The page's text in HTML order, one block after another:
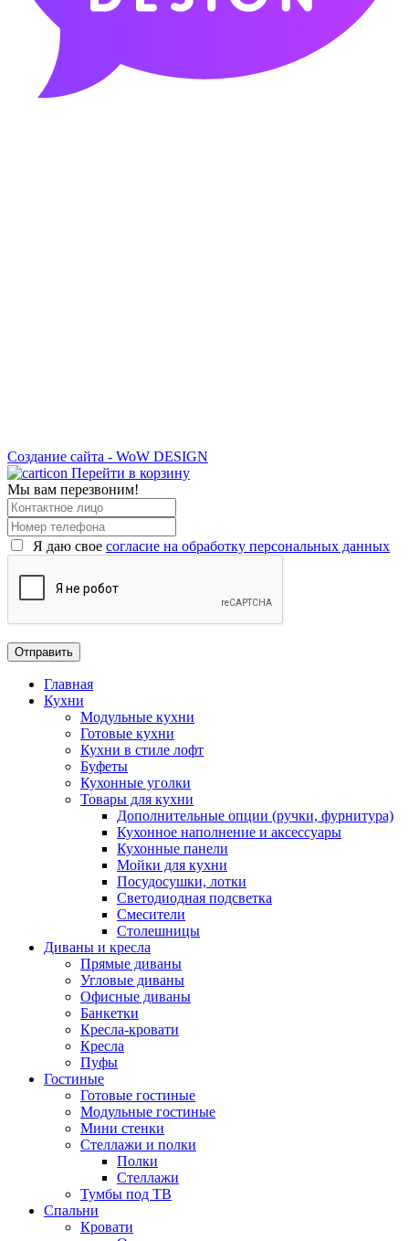
Создание сайта - WoW DESIGN
Перейти в корзину
Мы вам перезвоним!
Я даю свое согласие на обработку персональных данных
Главная
Кухни
Модульные кухни
Готовые кухни
Кухни в стиле лофт
Буфеты
Кухонные уголки
Товары для кухни
Дополнительные опции (ручки, фурнитура)
Кухонное наполнение и аксессуары
Кухонные панели
Мойки для кухни
Посудосушки, лотки
Светодиодная подсветка
Смесители
Столешницы
Диваны и кресла
Прямые диваны
Угловые диваны
Офисные диваны
Банкетки
Кресла-кровати
Кресла
Пуфы
Гостиные
Готовые гостиные
Модульные гостиные
Мини стенки
Стеллажи и полки
Полки
Стеллажи
Тумбы под ТВ
Спальни
Кровати